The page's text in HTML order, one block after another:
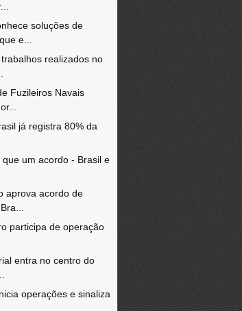
soluções de
e...
realizados no
Fuzileiros Navais
já registra 80% da
um acordo - Brasil e
aprova acordo de
participa de operação
entra no centro do
operações e sinaliza